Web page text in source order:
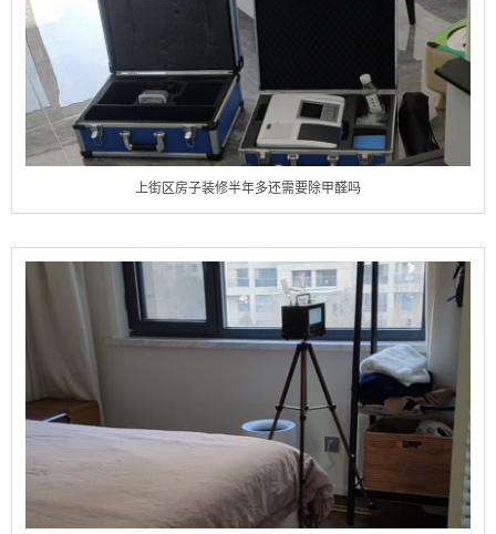
上街区房子装修半年多还需要除甲醛吗